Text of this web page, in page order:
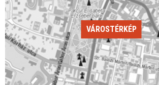
VÁROSTÉRKÉP